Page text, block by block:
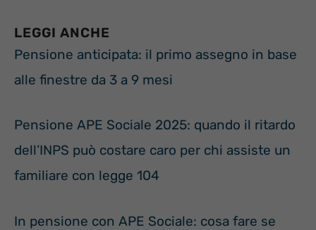
LEGGI ANCHE
Pensione anticipata: il primo assegno in base
alle finestre da 3 a 9 mesi
Pensione APE Sociale 2025: quando il ritardo
dell’INPS può costare caro per chi assiste un
familiare con legge 104
In pensione con APE Sociale: cosa fare se